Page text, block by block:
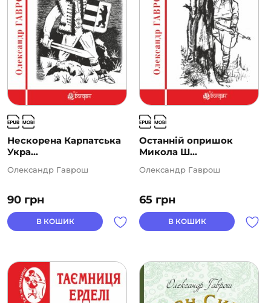
Нескорена Карпатська
Укра...
90 грн
Олександр Гаврош
В КОШИК
Останній опришок
Микола Ш...
65 грн
Олександр Гаврош
В КОШИК